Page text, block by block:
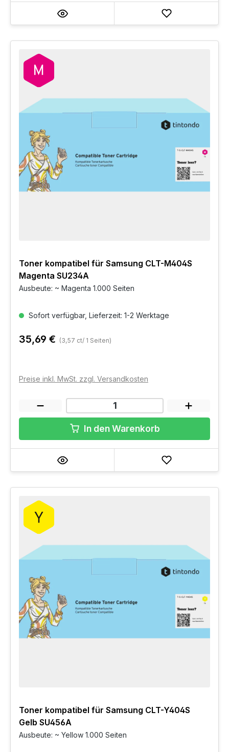
Toner kompatibel für Samsung CLT-M404S
Magenta SU234A
Ausbeute: ~ Magenta 1.000 Seiten
Sofort verfügbar, Lieferzeit: 1-2 Werktage
35,69 € (3,57 ct/ 1 Seiten)
Preise inkl. MwSt. zzgl. Versandkosten
In den Warenkorb
Toner kompatibel für Samsung CLT-Y404S
Gelb SU456A
Ausbeute: ~ Yellow 1.000 Seiten